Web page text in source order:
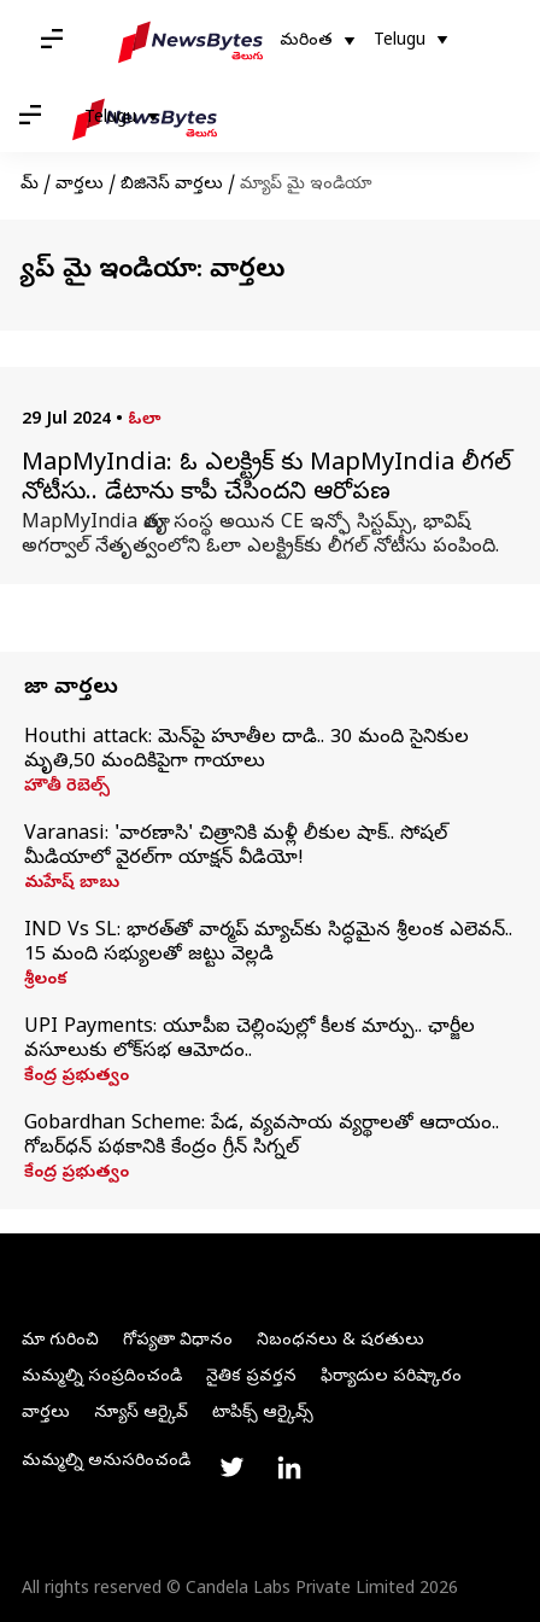
మరింత Telugu
Telugu
హోమ్ / వార్తలు / బిజినెస్ వార్తలు / మ్యాప్ మై ఇండియా
మ్యాప్ మై ఇండియా: వార్తలు
29 Jul 2024 • ఓలా
MapMyIndia: ఓలా ఎలక్ట్రిక్ కు MapMyIndia లీగల్
నోటీసు.. డేటాను కాపీ చేసిందని ఆరోపణ
MapMyIndia మాతృ సంస్థ అయిన CE ఇన్ఫో సిస్టమ్స్, భావిష్
అగర్వాల్ నేతృత్వంలోని ఓలా ఎలక్ట్రిక్‌కు లీగల్ నోటీసు పంపింది.
తాజా వార్తలు
Houthi attack: యెమెన్‌పై హూతీల దాడి.. 30 మంది సైనికుల
మృతి,50 మందికిపైగా గాయాలు
హౌతీ రెబెల్స్
Varanasi: 'వారణాసి' చిత్రానికి మళ్లీ లీకుల షాక్.. సోషల్
మీడియాలో వైరల్‌గా యాక్షన్ వీడియో!
మహేష్ బాబు
IND Vs SL: భారత్‌తో వార్మప్‌ మ్యాచ్‌కు సిద్ధమైన శ్రీలంక ఎలెవన్..
15 మంది సభ్యులతో జట్టు వెల్లడి
శ్రీలంక
UPI Payments: యూపీఐ చెల్లింపుల్లో కీలక మార్పు.. ఛార్జీల
వసూలుకు లోక్‌సభ ఆమోదం..
కేంద్ర ప్రభుత్వం
Gobardhan Scheme: పేడ, వ్యవసాయ వ్యర్థాలతో ఆదాయం..
గోబర్‌ధన్ పథకానికి కేంద్రం గ్రీన్ సిగ్నల్
కేంద్ర ప్రభుత్వం
మా గురించి గోప్యతా విధానం
నిబంధనలు & షరతులు
మమ్మల్ని సంప్రదించండి
నైతిక ప్రవర్తన
ఫిర్యాదుల పరిష్కారం
వార్తలు
న్యూస్ ఆర్కైవ్ టాపిక్స్ ఆర్కైవ్స్
మమ్మల్ని అనుసరించండి
All rights reserved © Candela Labs Private Limited 2026